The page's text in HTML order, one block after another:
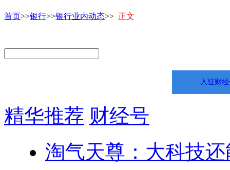
首页>>银行>>银行业内动态>> 正文
入驻财
精华推荐 财经号
淘气天尊：大科技